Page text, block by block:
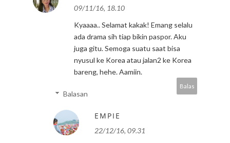
09/11/16, 18.10
Kyaaaa.. Selamat kakak! Emang selalu
ada drama sih tiap bikin paspor. Aku
juga gitu. Semoga suatu saat bisa
nyusul ke Korea atau jalan2 ke Korea
bareng, hehe. Aamiin.
Balas
Balasan
EMPIE
22/12/16, 09.31